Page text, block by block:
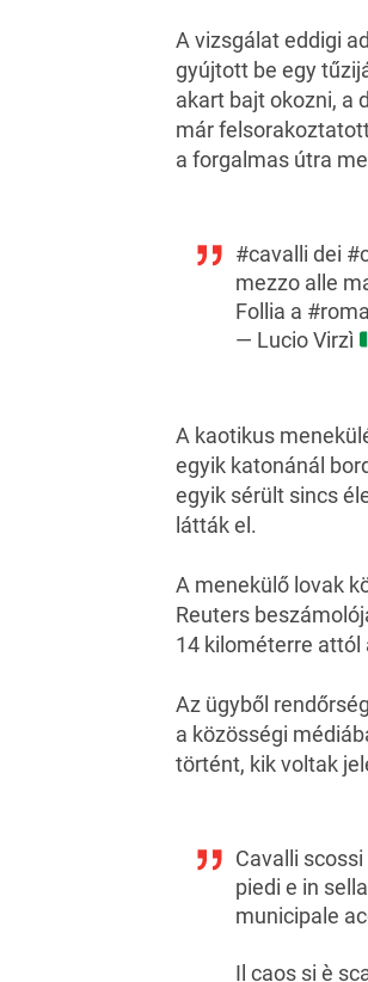
A vizsgálat eddigi
gyújtott be egy
akart bajt okozni, a
már
a forgalmas útra
#cavalli dei
mezzo alle
Follia a #roma
— Lucio Virzì
A kaotikus
egyik katonánál
egyik sérült sincs
látták el.
A menekülő lovak
Reuters
14 kilométerre attól
Az ügyből
a közösségi
történt, kik voltak
Cavalli
piedi e in
municipale
Il caos si è